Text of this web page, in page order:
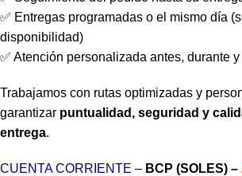
✅ Entregas programadas o el mismo día
disponibilidad)
✅ Atención personalizada antes, durante
Trabajamos con rutas optimizadas y
garantizar puntualidad, seguridad y
entrega.
CUENTA CORRIENTE – BCP (SOLES) –